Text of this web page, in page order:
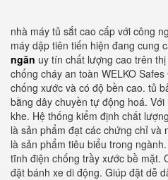
nhà máy tủ sắt cao cấp với công
máy dập tiên tiến hiện đang cung
ngăn uy tín chất lượng cao trên
chống cháy an toàn WELKO
chống xước và có độ bền cao. tủ
bằng dây chuyền tự động hoá.
khe. Hệ thống kiểm định chất
là sản phẩm đạt các chứng chỉ và
là sản phẩm tiêu biểu trong
tĩnh điện chống trầy xước bề mặt.
đặt bánh xe di động. Giúp đặt dễ